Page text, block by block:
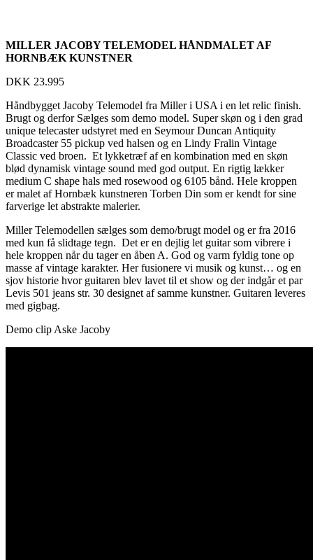
MILLER JACOBY TELEMODEL HÅNDMALET AF
HORNBÆK KUNSTNER
DKK 23.995
Håndbygget Jacoby Telemodel fra Miller i USA i en let relic finish.
Brugt og derfor Sælges som demo model. Super skøn og i den grad
unique telecaster udstyret med en Seymour Duncan Antiquity
Broadcaster 55 pickup ved halsen og en Lindy Fralin Vintage
Classic ved broen. Et lykketræf af en kombination med en skøn
blød dynamisk vintage sound med god output. En rigtig lækker
medium C shape hals med rosewood og 6105 bånd. Hele kroppen
er malet af Hornbæk kunstneren Torben Din som er kendt for sine
farverige let abstrakte malerier.
Miller Telemodellen sælges som demo/brugt model og er fra 2016
med kun få slidtage tegn. Det er en dejlig let guitar som vibrere i
hele kroppen når du tager en åben A. God og varm fyldig tone op
masse af vintage karakter. Her fusionere vi musik og kunst… og en
sjov historie hvor guitaren blev lavet til et show og der indgår et par
Levis 501 jeans str. 30 designet af samme kunstner. Guitaren leveres
med gigbag.
Demo clip Aske Jacoby